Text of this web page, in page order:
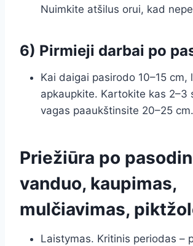
Nuimkite atšilus orui, kad
6) Pirmieji darbai po
Kai daigai pasirodo 10–15 cm,
apkaupkite. Kartokite kas 2–3
vagas paaukštinsite 20–25 cm.
Priežiūra po
vanduo, kaupimas,
mulčiavimas,
Laistymas. Kritinis periodas –